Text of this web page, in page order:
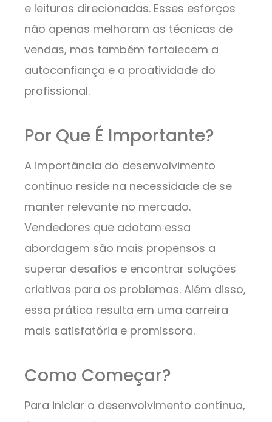
e leituras direcionadas. Esses esforços
não apenas melhoram as técnicas de
vendas, mas também fortalecem a
autoconfiança e a proatividade do
profissional.
Por Que É Importante?
A importância do desenvolvimento
contínuo reside na necessidade de se
manter relevante no mercado.
Vendedores que adotam essa
abordagem são mais propensos a
superar desafios e encontrar soluções
criativas para os problemas. Além disso,
essa prática resulta em uma carreira
mais satisfatória e promissora.
Como Começar?
Para iniciar o desenvolvimento contínuo,